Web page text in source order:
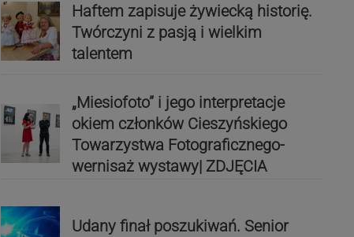
Haftem zapisuje żywiecką historię.
Twórczyni z pasją i wielkim
talentem
„Miesiofoto” i jego interpretacje
okiem członków Cieszyńskiego
Towarzystwa Fotograficznego-
wernisaż wystawy| ZDJĘCIA
Udany finał poszukiwań. Senior